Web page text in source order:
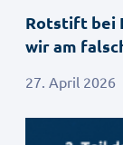
Rotstift bei
wir am
27. April 2026